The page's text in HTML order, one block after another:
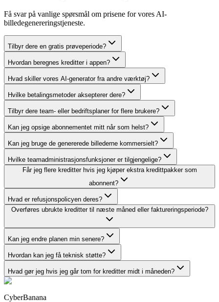
Få svar på vanlige spørsmål om prisene for vores AI-
billedegenereringstjeneste.
Tilbyr dere en gratis prøveperiode?
Hvordan beregnes kreditter i appen?
Hvad skiller vores AI-generator fra andre værktøj?
Hvilke betalingsmetoder aksepterer dere?
Tilbyr dere team- eller bedriftsplaner for flere brukere?
Kan jeg opsige abonnementet mitt når som helst?
Kan jeg bruge de genererede billederne kommersielt?
Hvilke teamadministrasjonsfunksjoner er tilgjengelige?
Får jeg flere kreditter hvis jeg kjøper ekstra kredittpakker som
abonnent?
Hvad er refusjonspolicyen deres?
Overføres ubrukte kreditter til næste måned eller faktureringsperiode?
Kan jeg endre planen min senere?
Hvordan kan jeg få teknisk støtte?
Hvad gør jeg hvis jeg går tom for kreditter midt i måneden?
CyberBanana